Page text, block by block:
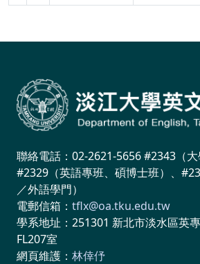
聯絡電話：02-2621-5656 #2343（大
#2329（英語專班、碩博士班）、
／外語學門）
電郵信箱： tflx@oa.tku.edu.tw
學系地址：251301 新北市淡水區英
FL207室
網頁維護： 林倖伃